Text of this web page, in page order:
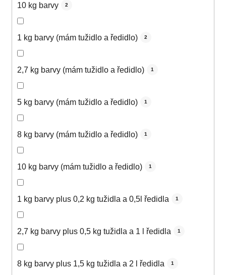
10 kg barvy 2
1 kg barvy (mám tužidlo a ředidlo) 2
2,7 kg barvy (mám tužidlo a ředidlo) 1
5 kg barvy (mám tužidlo a ředidlo) 1
8 kg barvy (mám tužidlo a ředidlo) 1
10 kg barvy (mám tužidlo a ředidlo) 1
1 kg barvy plus 0,2 kg tužidla a 0,5l ředidla 1
2,7 kg barvy plus 0,5 kg tužidla a 1 l ředidla 1
8 kg barvy plus 1,5 kg tužidla a 2 l ředidla 1